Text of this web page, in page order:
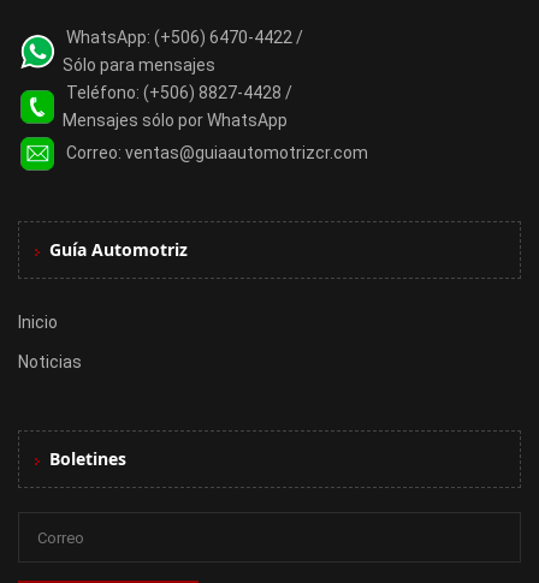
WhatsApp: (+506) 6470-4422 /
Sólo para mensajes
Teléfono: (+506) 8827-4428 /
Mensajes sólo por WhatsApp
Correo: ventas@guiaautomotrizcr.com
Guía Automotriz
Inicio
Noticias
Boletines